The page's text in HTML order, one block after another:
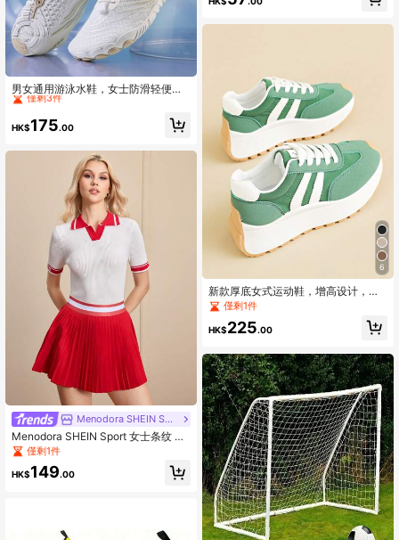
男女通用游泳水鞋，女士防滑轻便沙
滩/水上/瑜伽/露营/钓鱼/室内运动鞋，
High Repeat Customers
僅剩3件
High Repeat Customers
僅剩3件
High Repeat Customers
僅剩3件
High Repeat Customers
僅剩3件
HK$175.00
Menodora SHEIN Sport
Menodora SHEIN Sport 女士条纹 Po
lo 领短袖修身毛衣
僅剩1件
HK$149.00
6
新款厚底女式运动鞋，增高设计，厚
底，休闲撞色运动鞋，春夏款
僅剩1件
HK$225.00